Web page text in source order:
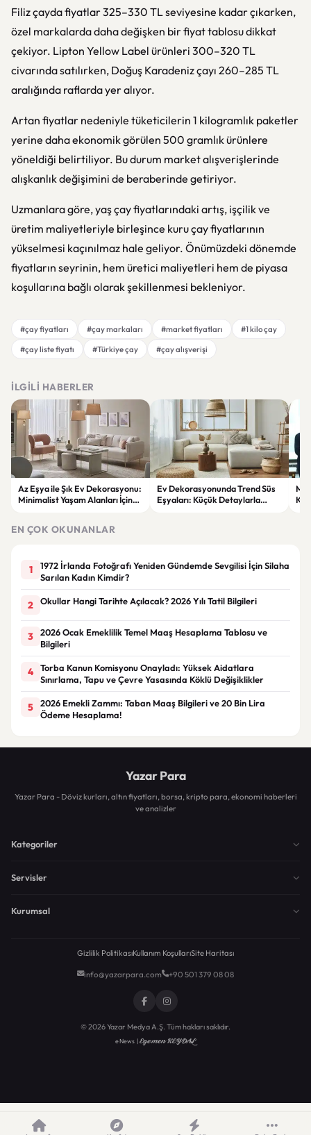
Filiz çayda fiyatlar 325–330 TL seviyesine kadar çıkarken,
özel markalarda daha değişken bir fiyat tablosu dikkat
çekiyor. Lipton Yellow Label ürünleri 300–320 TL
civarında satılırken, Doğuş Karadeniz çayı 260–285 TL
aralığında raflarda yer alıyor.
Artan fiyatlar nedeniyle tüketicilerin 1 kilogramlık paketler
yerine daha ekonomik görülen 500 gramlık ürünlere
yöneldiği belirtiliyor. Bu durum market alışverişlerinde
alışkanlık değişimini de beraberinde getiriyor.
Uzmanlara göre, yaş çay fiyatlarındaki artış, işçilik ve
üretim maliyetleriyle birleşince kuru çay fiyatlarının
yükselmesi kaçınılmaz hale geliyor. Önümüzdeki dönemde
fiyatların seyrinin, hem üretici maliyetleri hem de piyasa
koşullarına bağlı olarak şekillenmesi bekleniyor.
#çay fiyatları #çay markaları #market fiyatları
#1 kilo çay
#çay liste fiyatı
#Türkiye çay #çay alışverişi
İLGILI HABERLER
Az Eşya ile Şık Ev Dekorasyonu:
Minimalist Yaşam Alanları İçin
Ev Dekorasyonunda Trend Süs
Eşyaları: Küçük Detaylarla
EN ÇOK OKUNANLAR
1
1972 İrlanda Fotoğrafı Yeniden Gündemde Sevgilisi İçin Silaha
Sarılan Kadın Kimdir?
2 Okullar Hangi Tarihte Açılacak? 2026 Yılı Tatil Bilgileri
3
2026 Ocak Emeklilik Temel Maaş Hesaplama Tablosu ve
Bilgileri
4
Torba Kanun Komisyonu Onayladı: Yüksek Aidatlara
Sınırlama, Tapu ve Çevre Yasasında Köklü Değişiklikler
5
2026 Emekli Zammı: Taban Maaş Bilgileri ve 20 Bin Lira
Ödeme Hesaplama!
Yazar Para
Yazar Para - Döviz kurları, altın fiyatları, borsa, kripto para, ekonomi haberleri
ve analizler
Kategoriler
Servisler
Kurumsal
Gizlilik PolitikasıKullanım KoşullarıSite Haritası
info@yazarpara.com +90 501 379 08 08
© 2026 Yazar Medya A.Ş. Tüm hakları saklıdır.
eNews |Egemen KEYDAL